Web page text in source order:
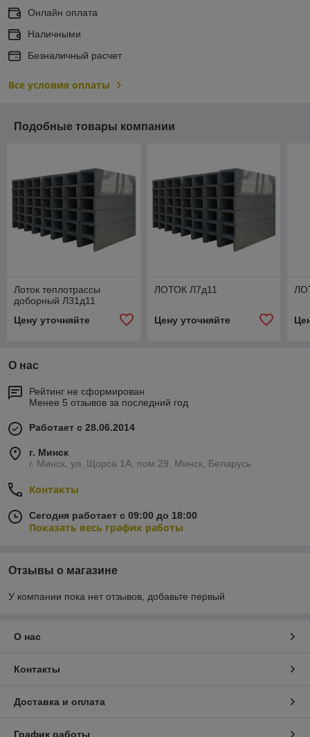
Онлайн оплата
Наличными
Безналичный расчет
Все условия оплаты
Подобные товары компании
Лоток теплотрассы
доборный Л31д11
Цену уточняйте
ЛОТОК Л7д11
Цену уточняйте
О нас
Рейтинг не сформирован
Менее 5 отзывов за последний год
Работает с 28.06.2014
г. Минск
г. Минск, ул. Щорса 1А, пом.29, Минск, Беларусь
Контакты
Сегодня работает с 09:00 до 18:00
Показать весь график работы
Отзывы о магазине
У компании пока нет отзывов, добавьте первый
О нас
Контакты
Доставка и оплата
График работы